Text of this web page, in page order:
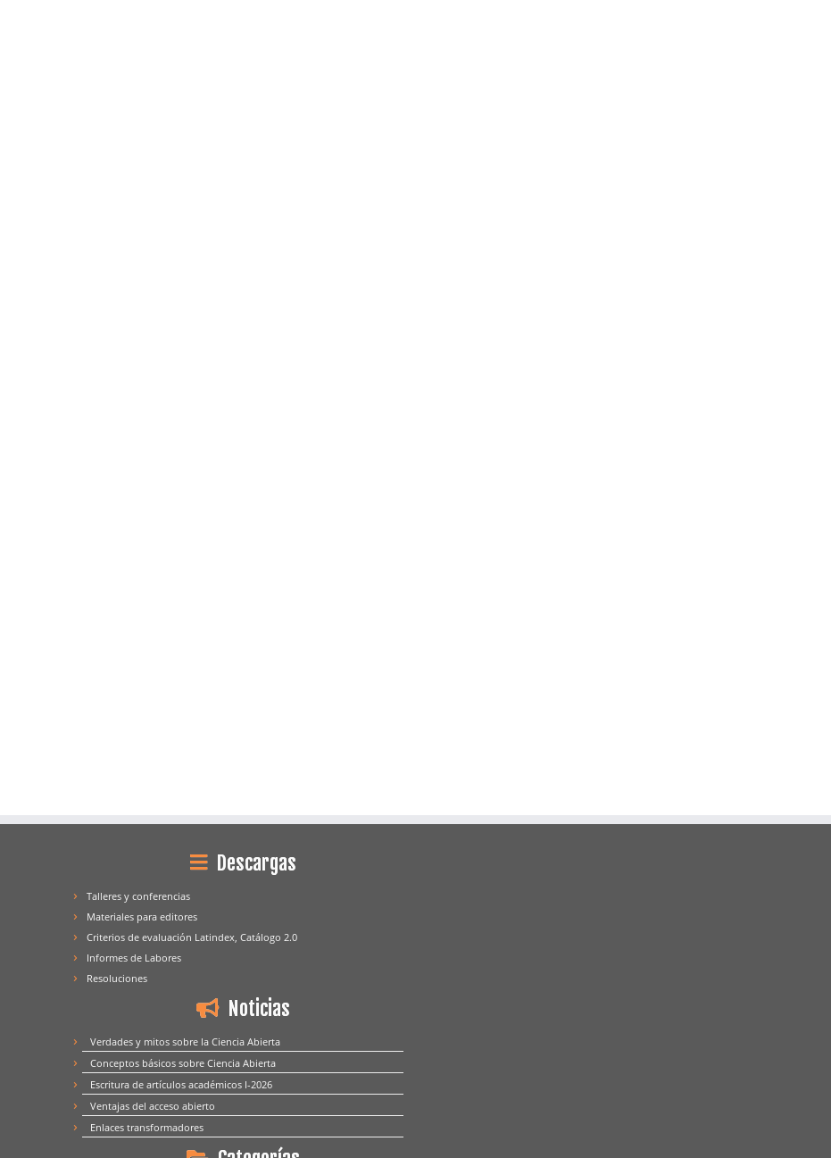
Descargas
Talleres y conferencias
Materiales para editores
Criterios de evaluación Latindex, Catálogo 2.0
Informes de Labores
Resoluciones
Noticias
Verdades y mitos sobre la Ciencia Abierta
Conceptos básicos sobre Ciencia Abierta
Escritura de artículos académicos I-2026
Ventajas del acceso abierto
Enlaces transformadores